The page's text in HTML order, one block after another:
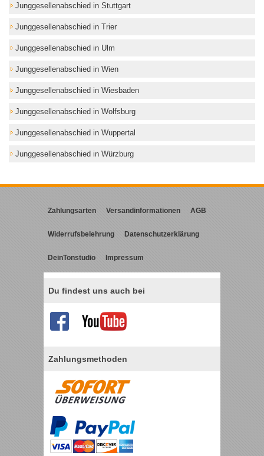
Junggesellenabschied in Stuttgart
Junggesellenabschied in Trier
Junggesellenabschied in Ulm
Junggesellenabschied in Wien
Junggesellenabschied in Wiesbaden
Junggesellenabschied in Wolfsburg
Junggesellenabschied in Wuppertal
Junggesellenabschied in Würzburg
Zahlungsarten Versandinformationen AGB
Widerrufsbelehrung Datenschutzerklärung
DeinTonstudio Impressum
Du findest uns auch bei
Zahlungsmethoden